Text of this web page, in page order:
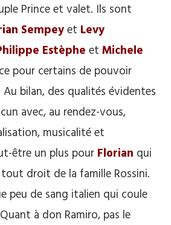
Prince et valet. Ils sont
Sempeyet Levy
Estèphe et Michele
pour certains de pouvoir
Au bilan, des qualités évidentes
avec, au rendez-vous,
musicalité et
être un plus pour Florian qui
droit de la famille Rossini.
peu de sang italien qui coule
à don Ramiro, pas le